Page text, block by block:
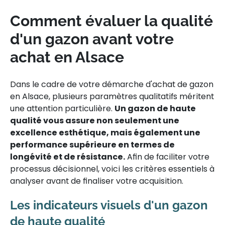
Comment évaluer la qualité
d'un gazon avant votre
achat en Alsace
Dans le cadre de votre démarche d'achat de gazon
en Alsace, plusieurs paramètres qualitatifs méritent
une attention particulière. Un gazon de haute
qualité vous assure non seulement une
excellence esthétique, mais également une
performance supérieure en termes de
longévité et de résistance.Afin de faciliter votre
processus décisionnel, voici les critères essentiels à
analyser avant de finaliser votre acquisition.
Les indicateurs visuels d'un gazon
de haute qualité